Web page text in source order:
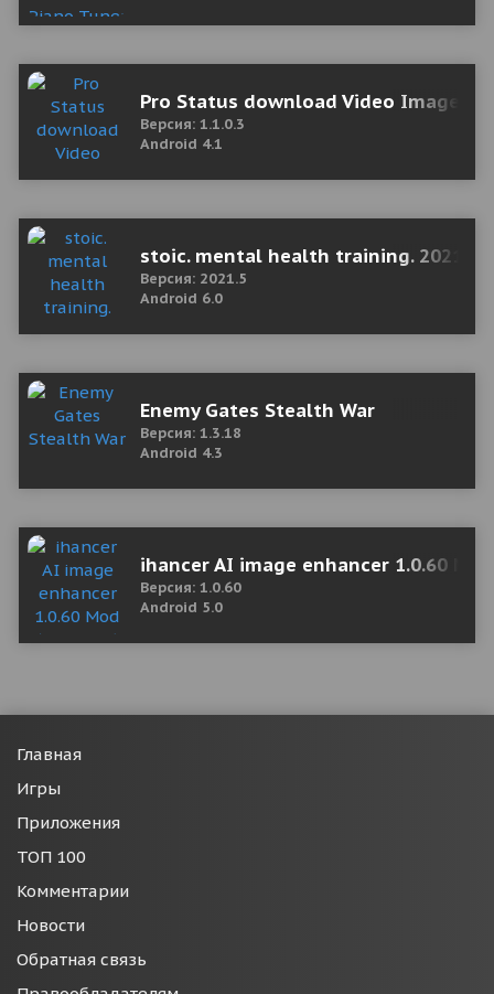
Pro Status download Video Image
Версия: 1.1.0.3
Android 4.1
stoic. mental health training. 2021.5
Версия: 2021.5
Android 6.0
Enemy Gates Stealth War
Версия: 1.3.18
Android 4.3
ihancer AI image enhancer 1.0.60
Версия: 1.0.60
Android 5.0
Главная
Игры
Приложения
ТОП 100
Комментарии
Новости
Обратная связь